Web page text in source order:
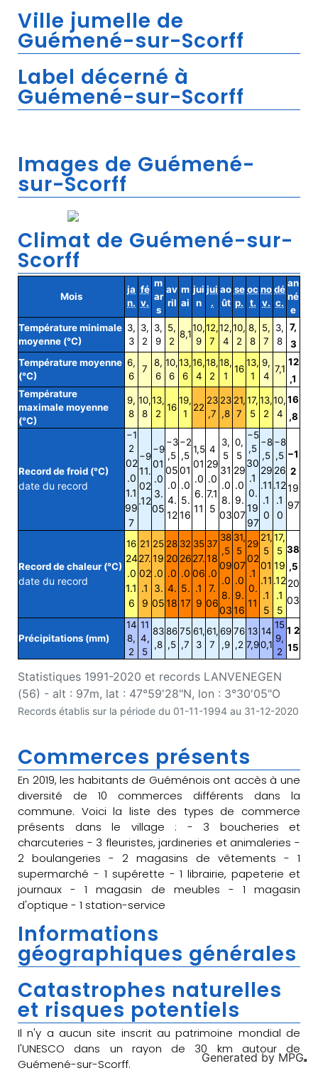
Ville jumelle de
Guémené-sur-Scorff
Label décerné à
Guémené-sur-Scorff
Images de Guémené-
sur-Scorff
Climat de Guémené-sur-
Scorff
Statistiques 1991-2020 et records LANVENEGEN
(56) - alt : 97m, lat : 47°59'28"N, lon : 3°30'05"O
Records établis sur la période du 01-11-1994 au 31-12-2020
Mois
ja
n.
fé
v.
m
ar
s
av
ril
m
ai
jui
n
jui
.
ao
ût
se
p.
oc
t.
no
v.
dé
c.
an
né
e
Température minimale
moyenne (°C)
3,
3
3,
2
3,
9
5,
2
8,1
10,
9
12,
7
12,
4
10,
2
8,
8
5,
7
3,
8
7,
3
Température moyenne
(°C)
6,
6
7
8,
6
10,
6
13,
6
16,
4
18,
2
18,
1
16
13,
1
9,
4
7,1
12
,1
Température
maximale moyenne
(°C)
9,
8
10,
8
13,
2
16
19,
1
22
23
,7
23
,8
21,
7
17,
5
13,
2
10,
4
16
,8
Record de froid (°C)
date du record
−1
2
02
.0
1.1
99
7
−9
11.
02
.12
−9
01
.0
3.
05
−3
,5
05
.0
4.
12
−2
,5
01
.0
5.
16
1,5
01
.0
6.
11
4
29
.0
7.1
5
3,
5
31
.0
8.
03
0,
5
29
.0
9.
07
−5
,5
30
.1
0.
19
97
−8
,5
29
.11
.1
0
−8
,5
26
.12
.1
0
−1
2
19
97
Record de chaleur (°C)
date du record
16
24
.0
1.1
6
21
27.
02
.1
9
25
19
.0
3.
05
28
20
.0
4.
18
32
26
.0
5.
17
35
27.
06
.1
9
37
18
.0
7.
06
38
,5
09
.0
8.
03
31,
5
07
.0
9.
16
29
02
.1
0.
11
21,
5
01
.11
.1
5
17,
5
19
.12
.1
5
38
,5
20
03
Précipitations (mm)
14
8,
2
11
4,
5
83
,8
86
,5
75
,7
61,
3
61,
7
69
,9
76
,2
13
7,9
14
0,1
15
9,
2
1 2
15
Commerces présents
En 2019, les habitants de Guéménois ont accès à une
diversité de 10 commerces différents dans la
commune. Voici la liste des types de commerce
présents dans le village : - 3 boucheries et
charcuteries - 3 fleuristes, jardineries et animaleries -
2 boulangeries - 2 magasins de vêtements - 1
supermarché - 1 supérette - 1 librairie, papeterie et
journaux - 1 magasin de meubles - 1 magasin
d'optique - 1 station-service
Informations
géographiques générales
Catastrophes naturelles
et risques potentiels
Il n'y a aucun site inscrit au patrimoine mondial de
l'UNESCO dans un rayon de 30 km autour de
Guémené-sur-Scorff.
Generated by MPG